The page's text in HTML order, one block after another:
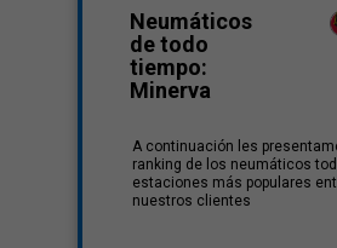
Neumáticos
de todo
tiempo:
Minerva
A continuación les
ranking de los neumáticos
estaciones más populares
nuestros clientes